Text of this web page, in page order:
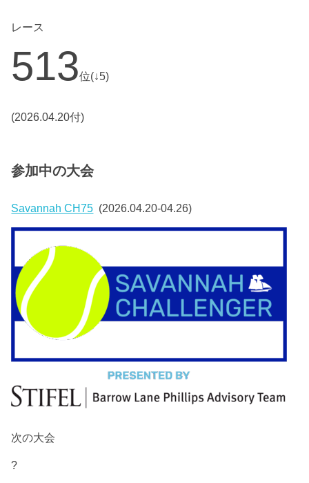
レース
513位(↓5)
(2026.04.20付)
参加中の大会
Savannah CH75 (2026.04.20-04.26)
次の大会
?